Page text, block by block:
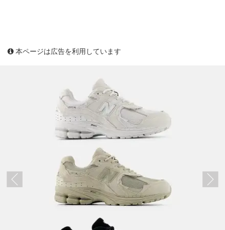
本ページは広告を利用しています